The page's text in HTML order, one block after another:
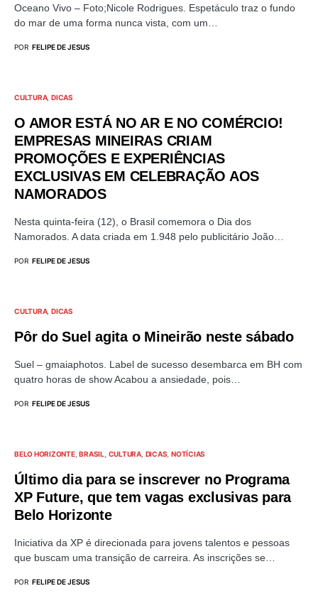
Oceano Vivo – Foto;Nicole Rodrigues. Espetáculo traz o fundo
do mar de uma forma nunca vista, com um…
POR FELIPE DE JESUS
CULTURA DICAS
O AMOR ESTÁ NO AR E NO COMÉRCIO!
EMPRESAS MINEIRAS CRIAM
PROMOÇÕES E EXPERIÊNCIAS
EXCLUSIVAS EM CELEBRAÇÃO AOS
NAMORADOS
Nesta quinta-feira (12), o Brasil comemora o Dia dos
Namorados. A data criada em 1.948 pelo publicitário João…
POR FELIPE DE JESUS
CULTURA DICAS
Pôr do Suel agita o Mineirão neste sábado
Suel – gmaiaphotos. Label de sucesso desembarca em BH com
quatro horas de show Acabou a ansiedade, pois…
POR FELIPE DE JESUS
BELO HORIZONTE BRASIL CULTURA DICAS NOTÍCIAS
Último dia para se inscrever no Programa
XP Future, que tem vagas exclusivas para
Belo Horizonte
Iniciativa da XP é direcionada para jovens talentos e pessoas
que buscam uma transição de carreira. As inscrições se…
POR FELIPE DE JESUS